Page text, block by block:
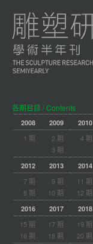
各期目錄 / Contents
2008 2009 2010
1 期
2 期
3 期
4 期
2012 2013 2014
7 期
8 期
9 期
10 期
11 期
12 期
2016 2017 2018
15 期
16 期
17 期
18 期
19 期
20 期